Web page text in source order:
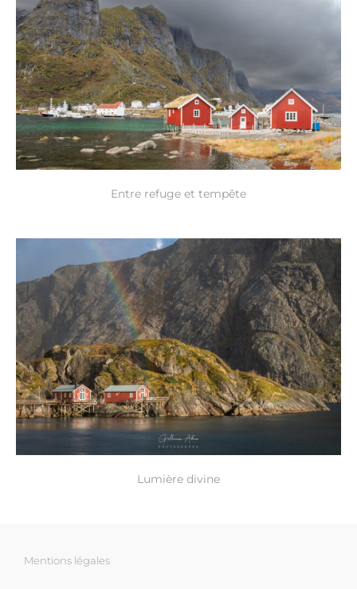
Entre refuge et tempête
Lumière divine
Mentions légales